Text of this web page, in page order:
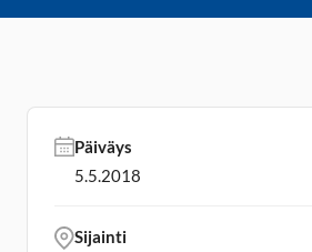
Päiväys
5.5.2018
Sijainti